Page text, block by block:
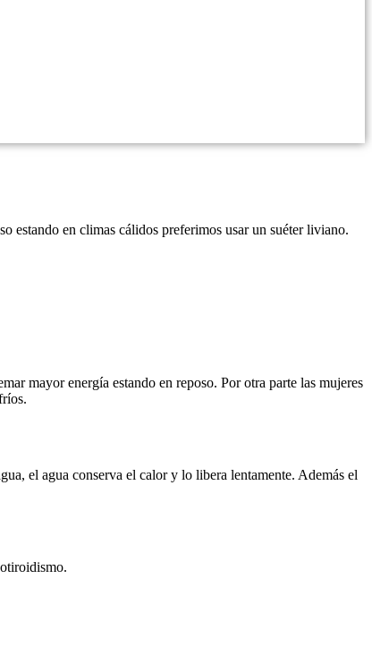
estando en climas cálidos preferimos usar un suéter liviano.
mayor energía estando en reposo. Por otra parte las mujeres
el agua conserva el calor y lo libera lentamente. Además el